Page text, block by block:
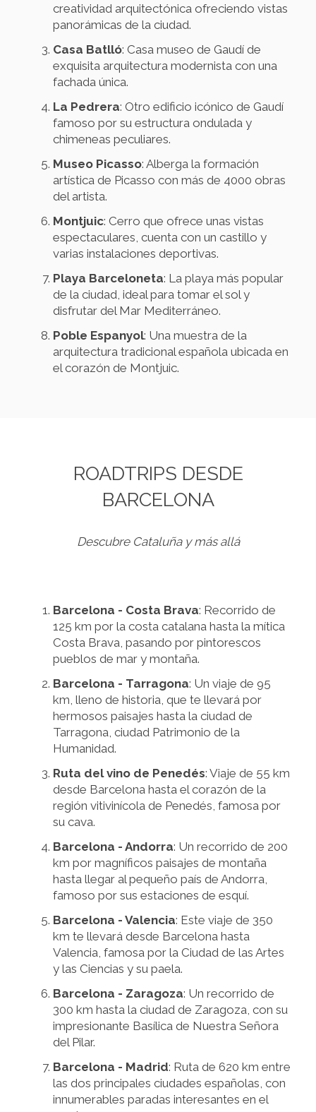
creatividad arquitectónica ofreciendo vistas
panorámicas de la ciudad.
Casa Batlló: Casa museo de Gaudí de
exquisita arquitectura modernista con una
fachada única.
La Pedrera: Otro edificio icónico de Gaudí
famoso por su estructura ondulada y
chimeneas peculiares.
Museo Picasso: Alberga la formación
artística de Picasso con más de 4000 obras
del artista.
Montjuic: Cerro que ofrece unas vistas
espectaculares, cuenta con un castillo y
varias instalaciones deportivas.
Playa Barceloneta: La playa más popular
de la ciudad, ideal para tomar el sol y
disfrutar del Mar Mediterráneo.
Poble Espanyol: Una muestra de la
arquitectura tradicional española ubicada en
el corazón de Montjuic.
ROADTRIPS DESDE
BARCELONA
Descubre Cataluña y más allá
Barcelona - Costa Brava: Recorrido de
125 km por la costa catalana hasta la mítica
Costa Brava, pasando por pintorescos
pueblos de mar y montaña.
Barcelona - Tarragona: Un viaje de 95
km, lleno de historia, que te llevará por
hermosos paisajes hasta la ciudad de
Tarragona, ciudad Patrimonio de la
Humanidad.
Ruta del vino de Penedés: Viaje de 55 km
desde Barcelona hasta el corazón de la
región vitivinícola de Penedés, famosa por
su cava.
Barcelona - Andorra: Un recorrido de 200
km por magníficos paisajes de montaña
hasta llegar al pequeño país de Andorra,
famoso por sus estaciones de esquí.
Barcelona - Valencia: Este viaje de 350
km te llevará desde Barcelona hasta
Valencia, famosa por la Ciudad de las Artes
y las Ciencias y su paela.
Barcelona - Zaragoza: Un recorrido de
300 km hasta la ciudad de Zaragoza, con su
impresionante Basílica de Nuestra Señora
del Pilar.
Barcelona - Madrid: Ruta de 620 km entre
las dos principales ciudades españolas, con
innumerables paradas interesantes en el